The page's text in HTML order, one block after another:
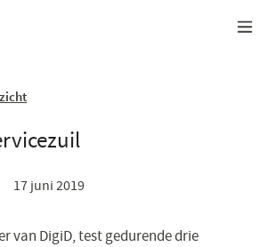
17 juni 2019
van DigiD, test gedurende drie